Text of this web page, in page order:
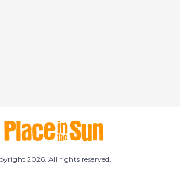
2026. All rights reserved.